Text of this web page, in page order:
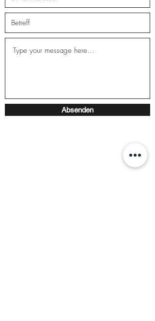
Absenden